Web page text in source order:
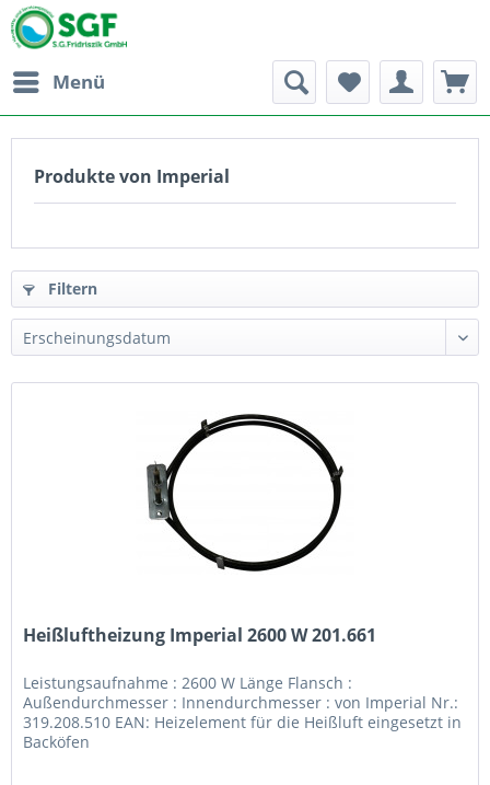
Menü
Produkte von Imperial
Filtern
Heißluftheizung Imperial 2600 W 201.661
Leistungsaufnahme : 2600 W Länge Flansch :
Außendurchmesser : Innendurchmesser : von Imperial Nr.:
319.208.510 EAN: Heizelement für die Heißluft eingesetzt in
Backöfen